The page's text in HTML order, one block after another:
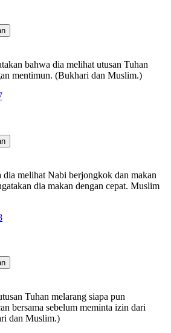
bahwa dia melihat utusan Tuhan
mentimun. (Bukhari dan Muslim.)
dia melihat Nabi berjongkok dan makan
dia makan dengan cepat. Muslim
Tuhan melarang siapa pun
bersama sebelum meminta izin dari
dan Muslim.)